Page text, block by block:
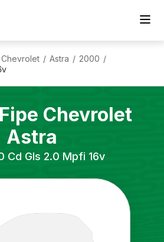
Chevrolet / Astra / 2000 /
Chevrolet
Astra
Cd Gls 2.0 Mpfi 16v